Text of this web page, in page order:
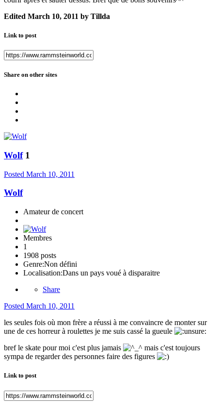
Edited March 10, 2011 by Tillda
Link to post
Share on other sites
Wolf 1
Posted March 10, 2011
Wolf
Amateur de concert
Membres
1
1908 posts
Genre:Non défini
Localisation:Dans un pays voué à disparaitre
Share
Posted March 10, 2011
les seules fois où mon frère a réussi à me convaincre de monter sur
une de ces horreur à roulettes je me suis cassé la gueule
bref le skate pour moi c'est plus jamais
mais c'est toujours
sympa de regarder des personnes faire des figures
Link to post